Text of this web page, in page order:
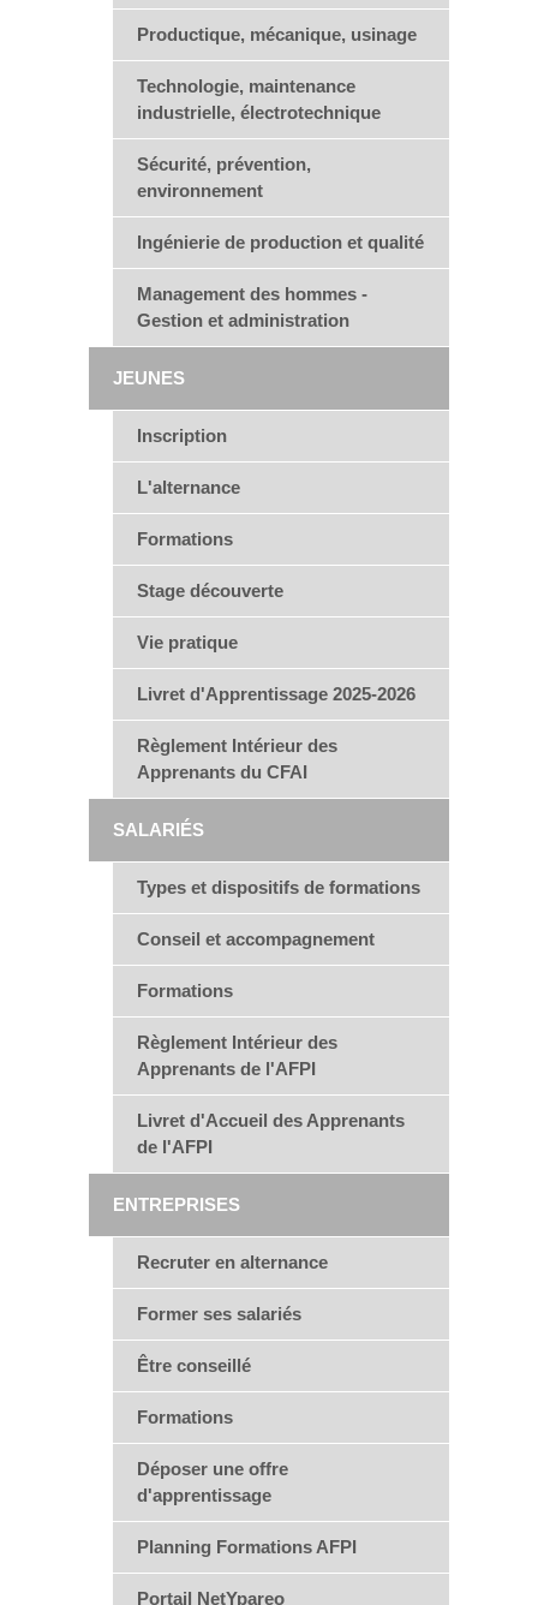
Productique, mécanique, usinage
Technologie, maintenance
industrielle, électrotechnique
Sécurité, prévention,
environnement
Ingénierie de production et qualité
Management des hommes -
Gestion et administration
JEUNES
Inscription
L'alternance
Formations
Stage découverte
Vie pratique
Livret d'Apprentissage 2025-2026
Règlement Intérieur des
Apprenants du CFAI
SALARIÉS
Types et dispositifs de formations
Conseil et accompagnement
Formations
Règlement Intérieur des
Apprenants de l'AFPI
Livret d'Accueil des Apprenants
de l'AFPI
ENTREPRISES
Recruter en alternance
Former ses salariés
Être conseillé
Formations
Déposer une offre
d'apprentissage
Planning Formations AFPI
Portail NetYpareo